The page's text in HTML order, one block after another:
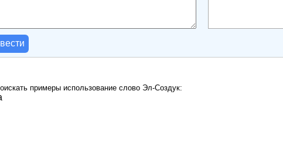
примеры использование слово Эл-Создук: